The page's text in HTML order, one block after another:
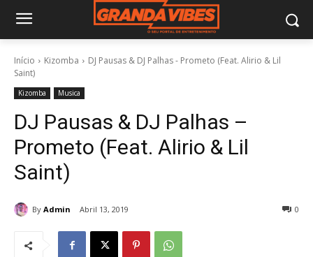
Início Kizomba
DJ Pausas & DJ Palhas - Prometo (Feat. Alirio & Lil
Saint)
Kizomba Musica
DJ Pausas & DJ Palhas –
Prometo (Feat. Alirio & Lil
Saint)
By Admin Abril 13, 2019 0